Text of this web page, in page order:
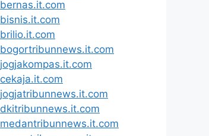
bernas.it.com
bisnis.it.com
brilio.it.com
bogortribunnews.it.com
jogjakompas.it.com
cekaja.it.com
jogjatribunnews.it.com
dkitribunnews.it.com
medantribunnews.it.com